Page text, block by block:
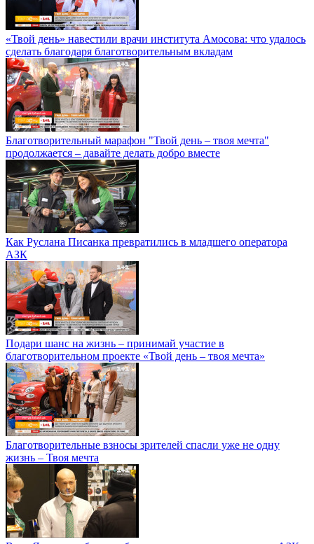
«Твой день» навестили врачи института Амосова: что удалось
сделать благодаря благотворительным вкладам
Благотворительный марафон "Твой день – твоя мечта"
продолжается – давайте делать добро вместе
Как Руслана Писанка превратились в младшего оператора
АЗК
Подари шанс на жизнь – принимай участие в
благотворительном проекте «Твой день – твоя мечта»
Благотворительные взносы зрителей спасли уже не одну
жизнь – Твоя мечта